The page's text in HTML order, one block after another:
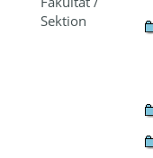
Sektion